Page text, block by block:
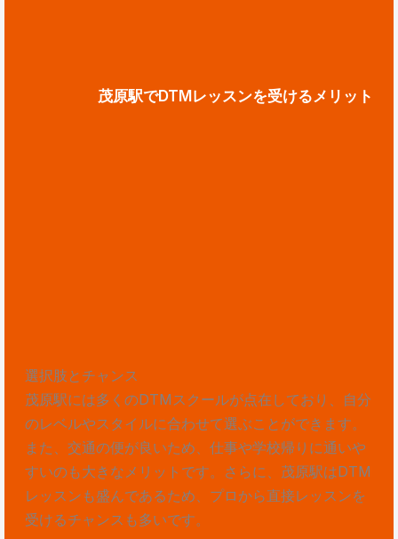
茂原駅でDTMレッスンを受けるメリット
選択肢とチャンス
茂原駅には多くのDTMスクールが点在しており、自分
のレベルやスタイルに合わせて選ぶことができます。
また、交通の便が良いため、仕事や学校帰りに通いや
すいのも大きなメリットです。さらに、茂原駅はDTM
レッスンも盛んであるため、プロから直接レッスンを
受けるチャンスも多いです。